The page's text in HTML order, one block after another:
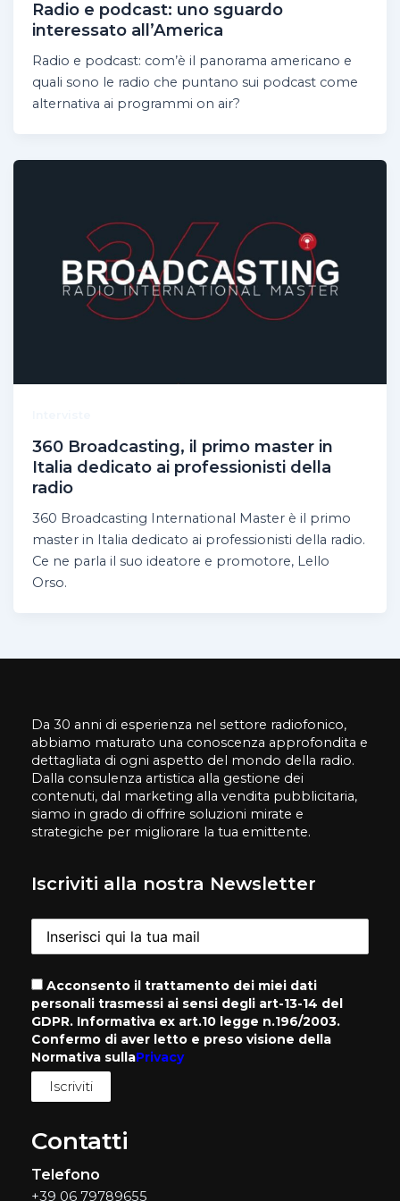
Radio e podcast: uno sguardo
interessato all’America
Radio e podcast: com’è il panorama americano e
quali sono le radio che puntano sui podcast come
alternativa ai programmi on air?
360 Broadcasting, il primo master in
Italia dedicato ai professionisti della
radio
360 Broadcasting International Master è il primo
master in Italia dedicato ai professionisti della radio.
Ce ne parla il suo ideatore e promotore, Lello
Orso.
Da 30 anni di esperienza nel settore radiofonico,
abbiamo maturato una conoscenza approfondita e
dettagliata di ogni aspetto del mondo della radio.
Dalla consulenza artistica alla gestione dei
contenuti, dal marketing alla vendita pubblicitaria,
siamo in grado di offrire soluzioni mirate e
strategiche per migliorare la tua emittente.
Iscriviti alla nostra Newsletter
Acconsento il trattamento dei miei dati
personali trasmessi ai sensi degli art-13-14 del
GDPR. Informativa ex art.10 legge n.196/2003.
Confermo di aver letto e preso visione della
Normativa sullaPrivacy
Contatti
Telefono
+39 06 79789655